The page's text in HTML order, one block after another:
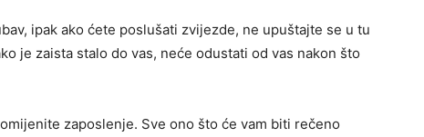
ipak ako ćete poslušati zvijezde, ne upuštajte se u tu
je zaista stalo do vas, neće odustati od vas nakon što
zaposlenje. Sve ono što će vam biti rečeno